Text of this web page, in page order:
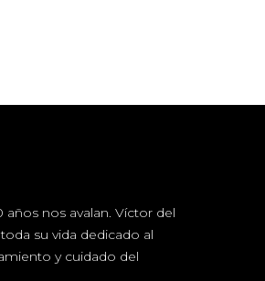
años nos avalan. Víctor del
su vida dedicado al
y cuidado del